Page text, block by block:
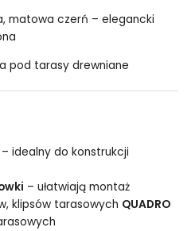
matowa czerń – elegancki
pod tarasy drewniane
– idealny do konstrukcji
– ułatwiają montaż
klipsów tarasowych QUADRO